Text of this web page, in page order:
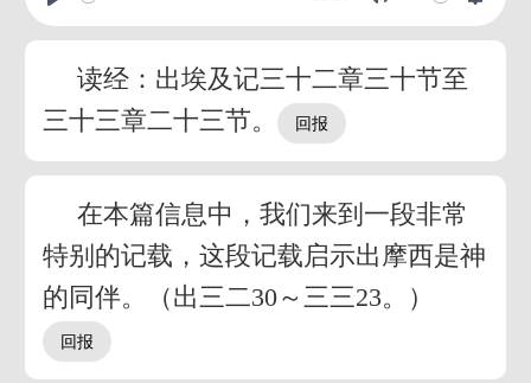
读经：出埃及记三十二章三十节至
三十三章二十三节。
在本篇信息中，我们来到一段非常
特别的记载，这段记载启示出摩西是神
的同伴。（出三二30～三三23。）